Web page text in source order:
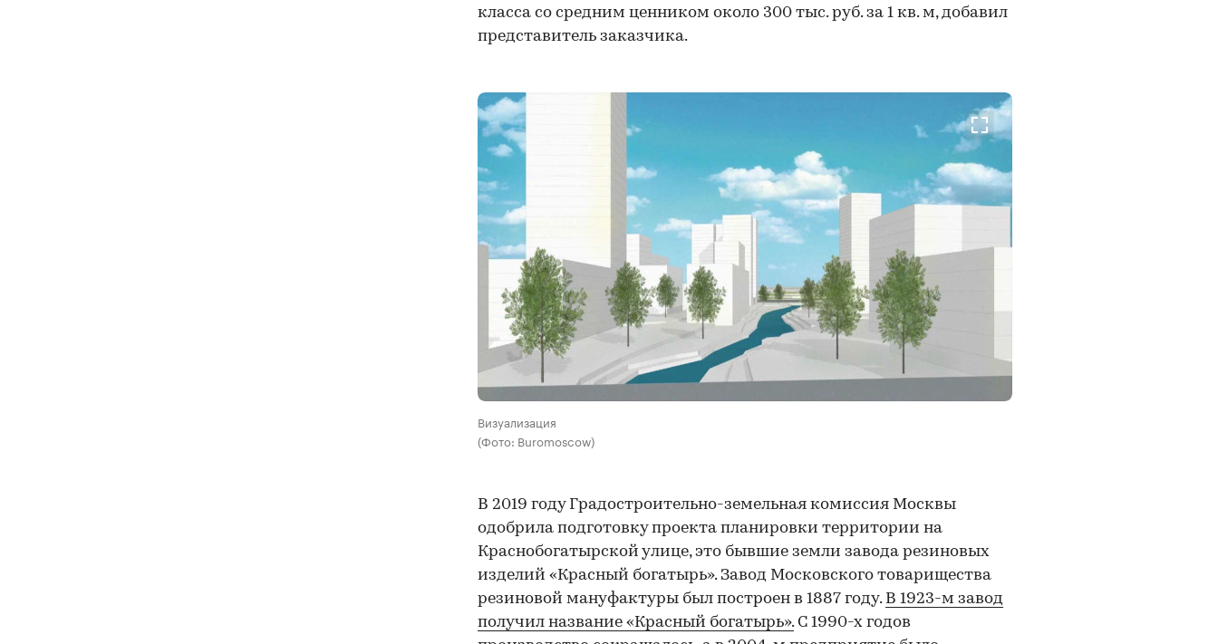
класса со средним ценником около 300 тыс. руб. за 1 кв. м, добавил
представитель заказчика.
Визуализация
(Фото: Buromoscow)
В 2019 году Градостроительно-земельная комиссия Москвы
одобрила подготовку проекта планировки территории на
Краснобогатырской улице, это бывшие земли завода резиновых
изделий «Красный богатырь». Завод Московского товарищества
резиновой мануфактуры был построен в 1887 году. В 1923-м завод
получил название «Красный богатырь».С 1990-х годов